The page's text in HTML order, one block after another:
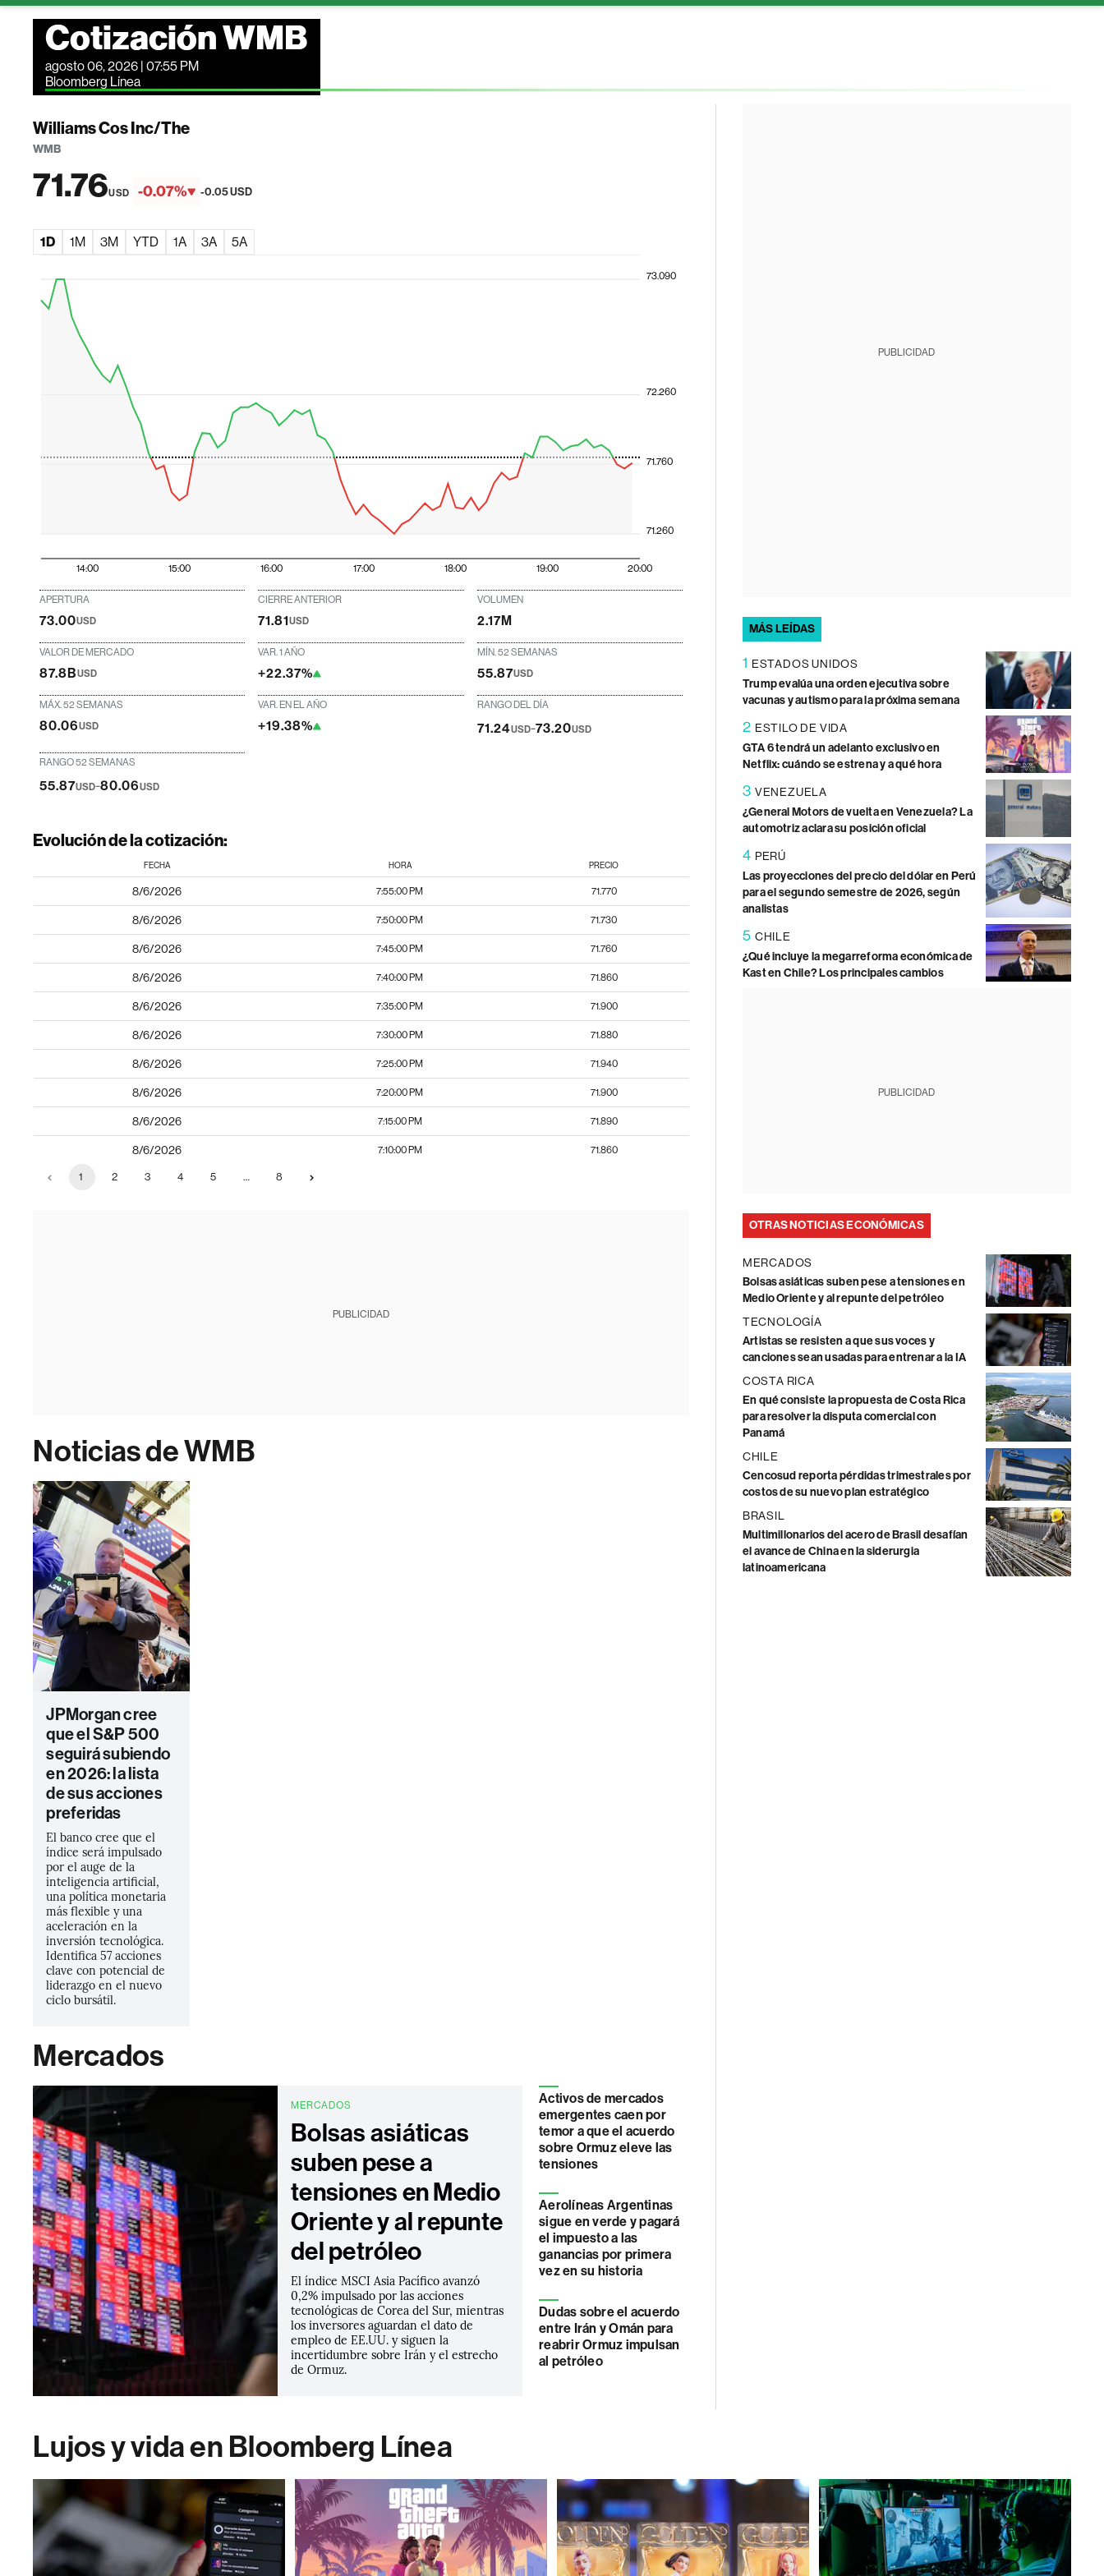
Cotización WMB
agosto 06, 2026 | 07:55 PM
Bloomberg Línea
Williams Cos Inc/The
WMB
71.76USD -0.07% -0.05 USD
1D 1M 3M YTD 1A 3A 5A
14:00 15:00 16:00 17:00 18:00 19:00 20:00
71.260
71.760
72.260
73.090
APERTURA
73.00USD
CIERRE ANTERIOR
71.81USD
VOLUMEN
2.17M
VALOR DE MERCADO
87.8BUSD
VAR. 1 AÑO
+22.37%
MÍN. 52 SEMANAS
55.87USD
MÁX. 52 SEMANAS
80.06USD
VAR. EN EL AÑO
+19.38%
RANGO DEL DÍA
71.24USD-73.20USD
RANGO 52 SEMANAS
55.87USD-80.06USD
Evolución de la cotización:
FECHA HORA PRECIO
8/6/2026 7:55:00 PM 71.770
8/6/2026 7:50:00 PM 71.730
8/6/2026 7:45:00 PM 71.760
8/6/2026 7:40:00 PM 71.860
8/6/2026 7:35:00 PM 71.900
8/6/2026 7:30:00 PM 71.880
8/6/2026 7:25:00 PM 71.940
8/6/2026 7:20:00 PM 71.900
8/6/2026 7:15:00 PM 71.890
8/6/2026 7:10:00 PM 71.860
1 2 3 4 5 … 8
PUBLICIDAD
Noticias de WMB
JPMorgan cree
que el S&P 500
seguirá subiendo
en 2026: la lista
de sus acciones
preferidas
El banco cree que el
índice será impulsado
por el auge de la
inteligencia artificial,
una política monetaria
más flexible y una
aceleración en la
inversión tecnológica.
Identifica 57 acciones
clave con potencial de
liderazgo en el nuevo
ciclo bursátil.
Mercados
MERCADOS
Bolsas asiáticas
suben pese a
tensiones en Medio
Oriente y al repunte
del petróleo
El índice MSCI Asia Pacífico avanzó
0,2% impulsado por las acciones
tecnológicas de Corea del Sur, mientras
los inversores aguardan el dato de
empleo de EE.UU. y siguen la
incertidumbre sobre Irán y el estrecho
de Ormuz.
Activos de mercados
emergentes caen por
temor a que el acuerdo
sobre Ormuz eleve las
tensiones
Aerolíneas Argentinas
sigue en verde y pagará
el impuesto a las
ganancias por primera
vez en su historia
Dudas sobre el acuerdo
entre Irán y Omán para
reabrir Ormuz impulsan
al petróleo
PUBLICIDAD
MÁS LEÍDAS
1 ESTADOS UNIDOS
Trump evalúa una orden ejecutiva sobre
vacunas y autismo para la próxima semana
2 ESTILO DE VIDA
GTA 6 tendrá un adelanto exclusivo en
Netflix: cuándo se estrena y a qué hora
3 VENEZUELA
¿General Motors de vuelta en Venezuela? La
automotriz aclara su posición oficial
4 PERÚ
Las proyecciones del precio del dólar en Perú
para el segundo semestre de 2026, según
analistas
5 CHILE
¿Qué incluye la megarreforma económica de
Kast en Chile? Los principales cambios
PUBLICIDAD
OTRAS NOTICIAS ECONÓMICAS
MERCADOS
Bolsas asiáticas suben pese a tensiones en
Medio Oriente y al repunte del petróleo
TECNOLOGÍA
Artistas se resisten a que sus voces y
canciones sean usadas para entrenar a la IA
COSTA RICA
En qué consiste la propuesta de Costa Rica
para resolver la disputa comercial con
Panamá
CHILE
Cencosud reporta pérdidas trimestrales por
costos de su nuevo plan estratégico
BRASIL
Multimillonarios del acero de Brasil desafían
el avance de China en la siderurgia
latinoamericana
Lujos y vida en Bloomberg Línea